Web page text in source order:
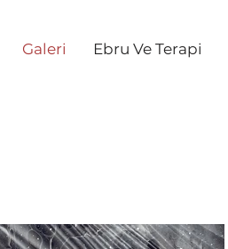
Galeri Ebru Ve Terapi